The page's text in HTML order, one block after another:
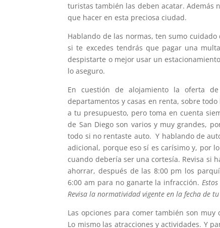
turistas también las deben acatar. Además
que hacer en esta preciosa ciudad.
Hablando de las normas, ten sumo
si te excedes tendrás que pagar una
despistarte o mejor usar un
lo aseguro.
En cuestión de alojamiento la oferta
departamentos y casas en renta, sobre
a tu presupuesto, pero toma en cuenta
de San Diego son varios y muy grandes,
todo si no rentaste auto. Y hablando de
adicional, porque eso sí es carísimo y, por
cuando debería ser una cortesía. Revisa si
ahorrar, después de las 8:00 pm los
6:00 am para no ganarte la infracción.
Revisa la normatividad vigente en la fecha de
Las opciones para comer también son
Lo mismo las atracciones y actividades. Y